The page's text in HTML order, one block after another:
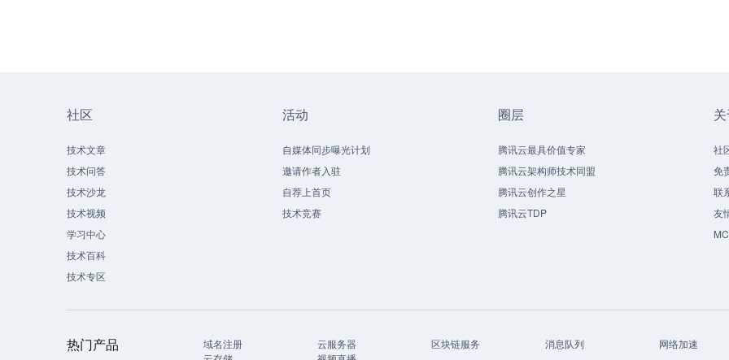
社区
技术文章
技术问答
技术沙龙
技术视频
学习中心
技术百科
技术专区
活动
自媒体同步曝光计划
邀请作者入驻
自荐上首页
技术竞赛
圈层
腾讯云最具价值专家
腾讯云架构师技术同盟
腾讯云创作之星
腾讯云TDP
社
免
联
友
热门产品 域名注册 云服务器 区块链服务 消息队列
网络加速